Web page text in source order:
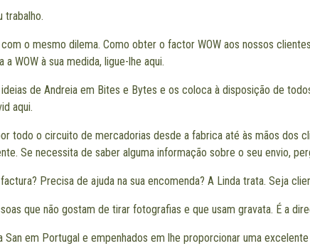
trabalho.
o mesmo dilema. Como obter o factor WOW aos nossos
WOW à sua medida, ligue-lhe aqui.
de Andreia em Bites e Bytes e os coloca à disposição de
aqui.
todo o circuito de mercadorias desde a fabrica até às mãos dos
Se necessita de saber alguma informação sobre o seu envio,
Precisa de ajuda na sua encomenda? A Linda trata. Seja
que não gostam de tirar fotografias e que usam gravata. É a
em Portugal e empenhados em lhe proporcionar uma